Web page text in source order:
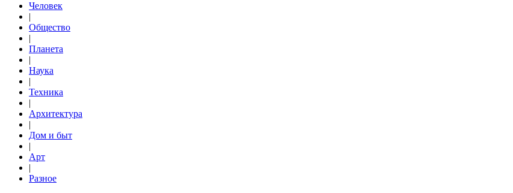
Человек
|
Общество
|
Планета
|
Наука
|
Техника
|
Архитектура
|
Дом и быт
|
Арт
|
Разное